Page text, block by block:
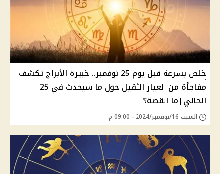
خلص بسرعة قبل يوم 25 نوفمبر.. خبيرة الأبراج تكشف
مفاجأة من العيار الثقيل حول ما سيحدث في 25
الحالي|ما القصة؟
السبت 16/نوفمبر/2024 - 09:00 م